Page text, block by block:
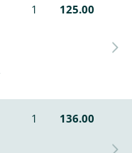
1 125.00
1 136.00